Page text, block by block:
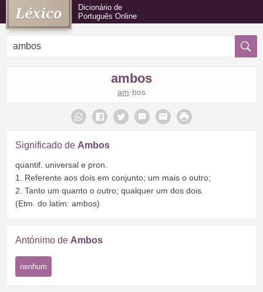
Dicionário de
Português Online
ambos
am·bos
Significado de Ambos
quantif. universal e pron.
1. Referente aos dois em conjunto; um mais o outro;
2. Tanto um quanto o outro; qualquer um dos dois.
(Etm. do latim: ambos)
Antónimo de Ambos
nenhum